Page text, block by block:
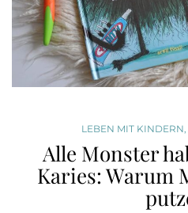
LEBEN MIT KINDERN,
Alle Monster
Karies: Warum